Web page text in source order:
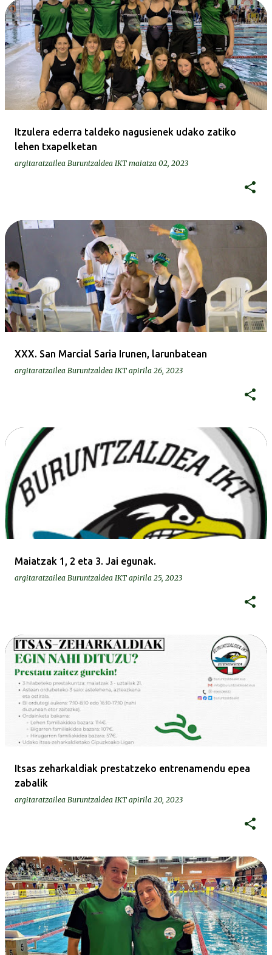
Itzulera ederra taldeko nagusienek udako zatiko
lehen txapelketan
argitaratzailea Buruntzaldea IKT maiatza 02, 2023
XXX. San Marcial Saria Irunen, larunbatean
argitaratzailea Buruntzaldea IKT apirila 26, 2023
Maiatzak 1, 2 eta 3. Jai egunak.
argitaratzailea Buruntzaldea IKT apirila 25, 2023
Itsas zeharkaldiak prestatzeko entrenamendu epea
zabalik
argitaratzailea Buruntzaldea IKT apirila 20, 2023